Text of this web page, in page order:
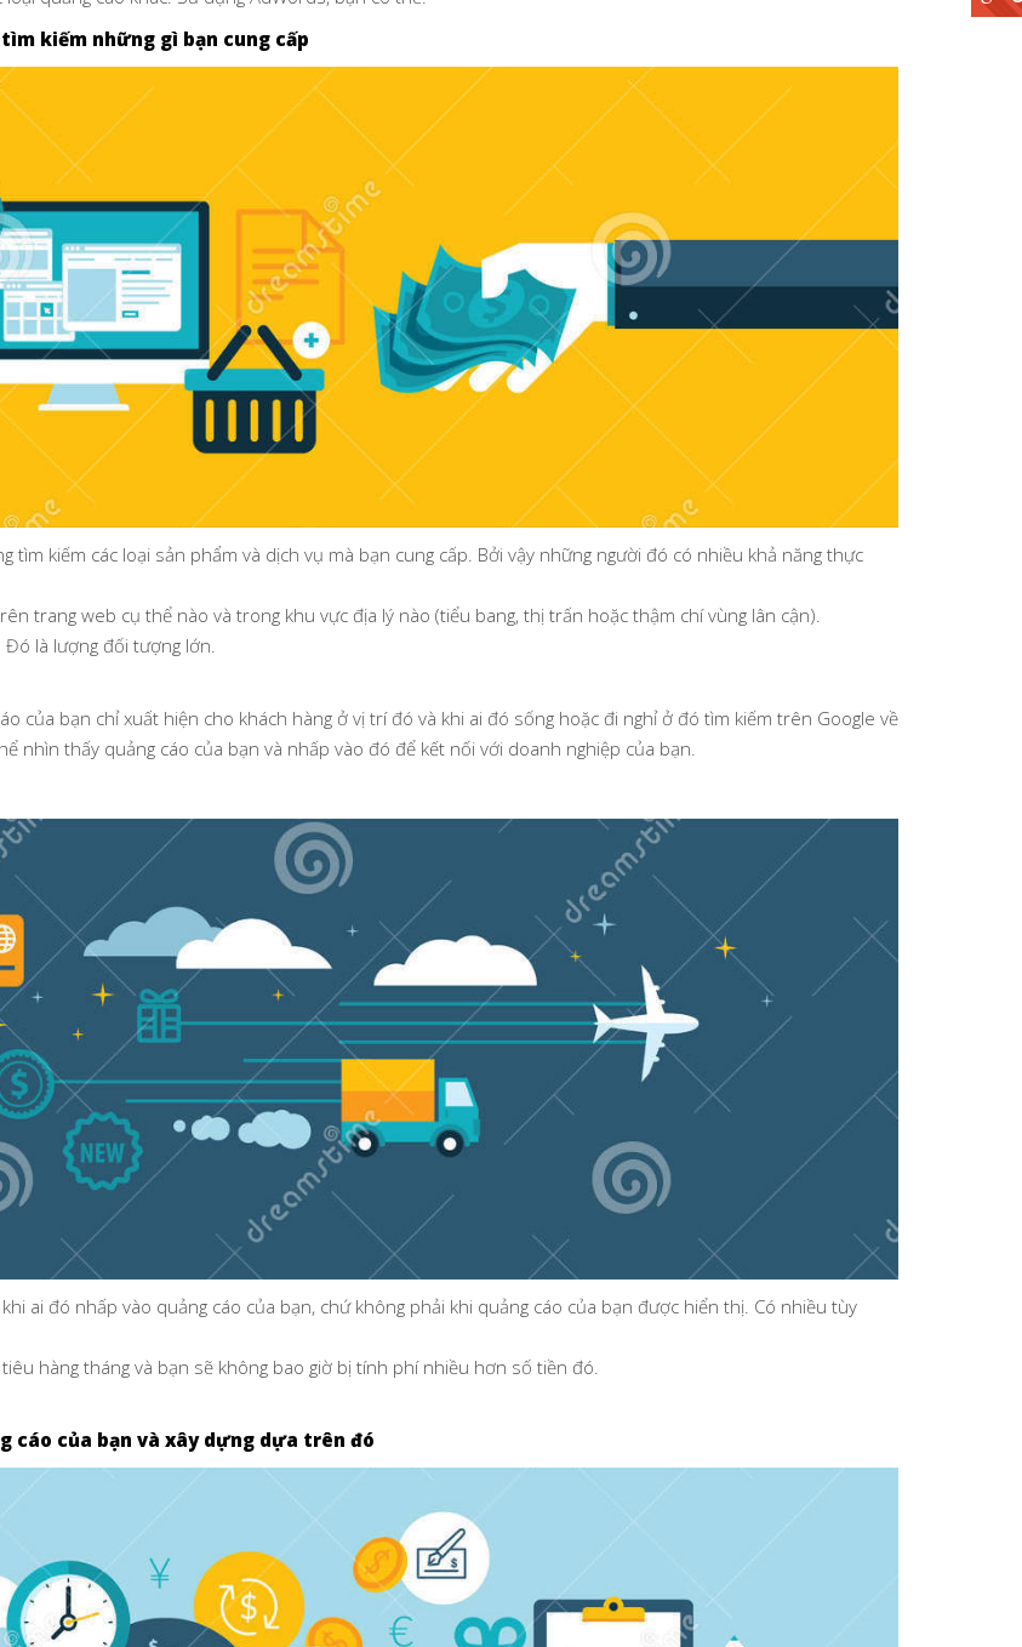
kiếm những gì bạn cung cấp
tìm kiếm các loại sản phẩm và dịch vụ mà bạn cung cấp. Bởi vậy những người đó có nhiều khả năng thực
trang web cụ thể nào và trong khu vực địa lý nào (tiểu bang, thị trấn hoặc thậm chí vùng lân cận).
là lượng đối tượng lớn.
của bạn chỉ xuất hiện cho khách hàng ở vị trí đó và khi ai đó sống hoặc đi nghỉ ở đó tìm kiếm trên Google về
nhìn thấy quảng cáo của bạn và nhấp vào đó để kết nối với doanh nghiệp của bạn.
ai đó nhấp vào quảng cáo của bạn, chứ không phải khi quảng cáo của bạn được hiển thị. Có nhiều tùy
hàng tháng và bạn sẽ không bao giờ bị tính phí nhiều hơn số tiền đó.
cáo của bạn và xây dựng dựa trên đó